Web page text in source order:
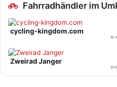
Fahrradhändler im
cycling-kingdom.com
Zweirad Janger